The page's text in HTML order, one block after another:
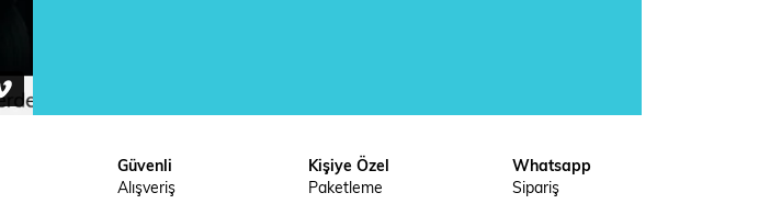
Güvenli
Alışveriş
Kişiye Özel
Paketleme
Whatsapp
Sipariş